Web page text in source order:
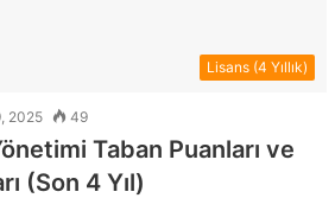
Lisans (4 Yıllık)
2025 49
Taban Puanları ve
(Son 4 Yıl)